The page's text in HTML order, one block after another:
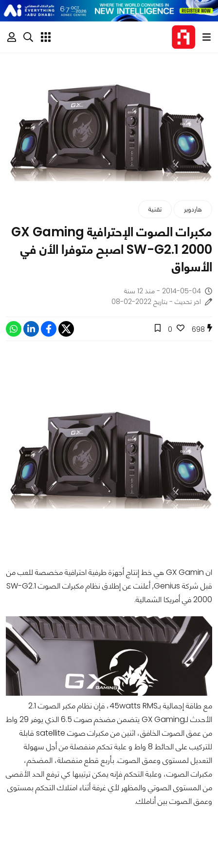
هاردوير تقنية
مكبرات الصوت الإحترافية GX Gaming
SW-G2.1 2000 اصبح متوفرا الأن في
الأسواق
2014-05-04 - منذ 12 سنة
اخر تحديث - بتاريخ 2022-02-08
698
0
ان GX Gamin هي خط إنتاج أجهزة طرفية احترافية مخصصة للعب من
قبل شركة Genius, أعلنت عن إطلاق نظام مكبرات الصوت SW-G2.1
2000 في أمريكا الشمالية.
مع طاقة إجمالية بـ45watts RMS، فإن نظام مكبر الصوت 2.1
الأحدث لـGX Gaming يتضمن مضخم صوت 6.5 الذي يوفر 29 واط
من عمق الصوت الخافق، اثنين من مكبرات صوت satellite قابلة
للتركيب على الحائط 8 واط و علبة تحكم منفصلة من أجل سهولة
التعديل لمستوى وعمق الصوت. بأربع قطع منفصلة، المضخم،
مكبرات الصوت، وعلبة التحكم فإنه يمكن ترتيبها كي ترفع الحد الأقصى
من المستوى الصوتي والمظهر لأي غرفة أثناء امتلاك التحكم بمستوى
وعمق الصوت بين أناملك.